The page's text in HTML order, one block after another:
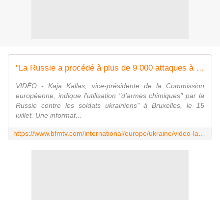
"La Russie a procédé à plus de 9 000 attaques à l'arme chimique" indique Kaja Kallas, vice-présidente de la Commission européenne
VIDÉO - Kaja Kallas, vice-présidente de la Commission
européenne, indique l'utilisation "d'armes chimiques" par la
Russie contre les soldats ukrainiens" à Bruxelles, le 15
juillet. Une informat...